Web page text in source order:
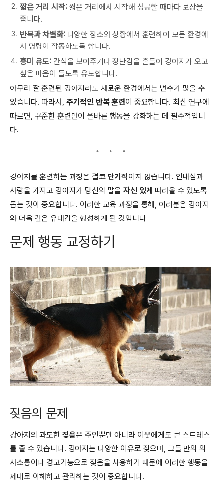
짧은 거리 시작: 짧은 거리에서 시작해 성공할 때마다 보상을
줍니다.
반복과 차별화: 다양한 장소와 상황에서 훈련하여 모든 환경에
서 명령이 작동하도록 합니다.
흥미 유도: 간식을 보여주거나 장난감을 흔들어 강아지가 오고
싶은 마음이 들도록 유도합니다.
아무리 잘 훈련된 강아지라도 새로운 환경에서는 변수가 많을 수
있습니다. 따라서, 주기적인 반복 훈련이 중요합니다. 최신 연구에
따르면, 꾸준한 훈련만이 올바른 행동을 강화하는 데 필수적입니
다.
강아지를 훈련하는 과정은 결코 단기적이지 않습니다. 인내심과
사랑을 가지고 강아지가 당신의 말을 자신 있게 따라올 수 있도록
돕는 것이 중요합니다. 이러한 교육 과정을 통해, 여러분은 강아지
와 더욱 깊은 유대감을 형성하게 될 것입니다.
문제 행동 교정하기
짖음의 문제
강아지의 과도한 짖음은 주인뿐만 아니라 이웃에게도 큰 스트레스
를 줄 수 있습니다. 강아지는 다양한 이유로 짖으며, 그들 만의 의
사소통이나 경고기능으로 짖음을 사용하기 때문에 이러한 행동을
제대로 이해하고 관리하는 것이 중요합니다.